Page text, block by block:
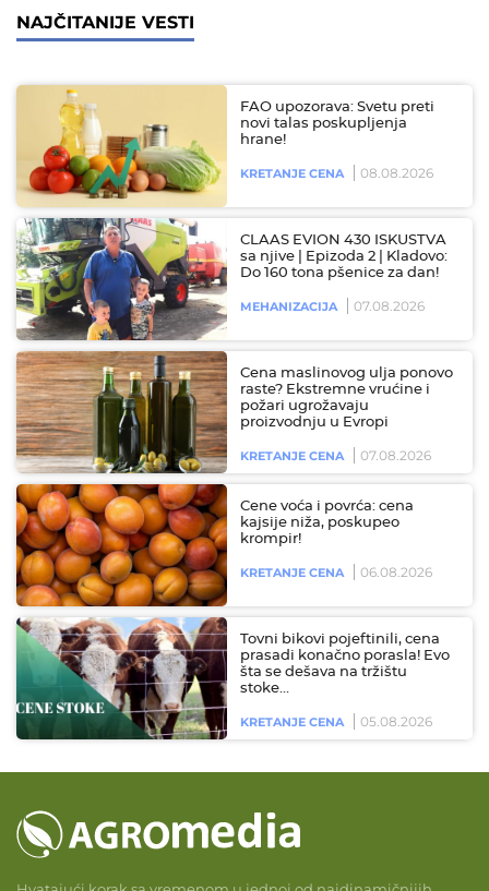
NAJČITANIJE VESTI
FAO upozorava: Svetu preti
novi talas poskupljenja
hrane!
KRETANJE CENA 08.08.2026
CLAAS EVION 430 ISKUSTVA
sa njive | Epizoda 2 | Kladovo:
Do 160 tona pšenice za dan!
MEHANIZACIJA 07.08.2026
Cena maslinovog ulja ponovo
raste? Ekstremne vrućine i
požari ugrožavaju
proizvodnju u Evropi
KRETANJE CENA 07.08.2026
Cene voća i povrća: cena
kajsije niža, poskupeo
krompir!
KRETANJE CENA 06.08.2026
Tovni bikovi pojeftinili, cena
prasadi konačno porasla! Evo
šta se dešava na tržištu
stoke…
KRETANJE CENA 05.08.2026